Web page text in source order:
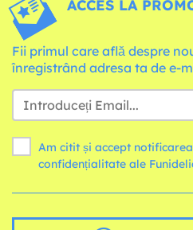
ACCES LA
Fii primul care află despre
înregistrând adresa ta de e-
Am citit și accept
confidențialitate ale